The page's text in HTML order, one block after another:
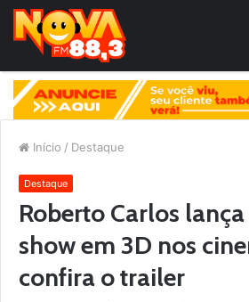
Início / Destaque
Destaque
Roberto Carlos
show em 3D nos
confira o trailer